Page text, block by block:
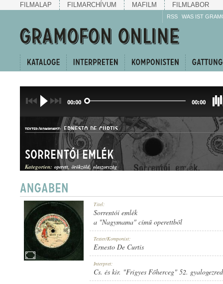
FILMALAP FILMARCHÍVUM MAFILM FILMLABOR
RSS WAS IST
00:00 00:00
TEXTER/KOMPONIST: ERNESTO DE CURTIS
GATTUNG: SZERENÁD
1910 KÖRÜL
Sorrentói emlék
Kategorien: operett örökzöld olaszország
Titel:
Sorrentói emlék
a "Nagymama" című operettből
Texter/Komponist:
Ernesto De Curtis
Interpret:
Cs. és kir. "Frigyes Főherceg" 52.